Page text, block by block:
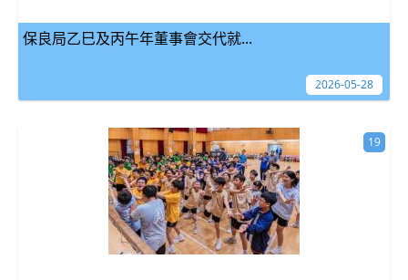
保良局乙巳及丙午年董事會交代就...
2026-05-28
19